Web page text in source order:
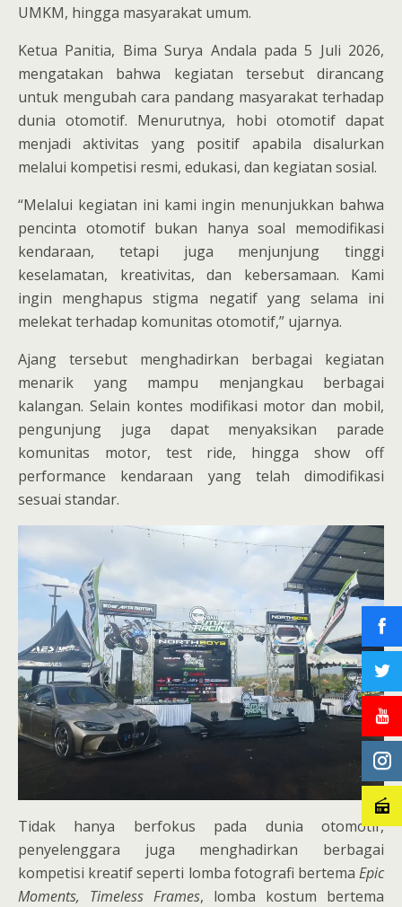
UMKM, hingga masyarakat umum.
Ketua Panitia, Bima Surya Andala pada 5 Juli 2026,
mengatakan bahwa kegiatan tersebut dirancang
untuk mengubah cara pandang masyarakat terhadap
dunia otomotif. Menurutnya, hobi otomotif dapat
menjadi aktivitas yang positif apabila disalurkan
melalui kompetisi resmi, edukasi, dan kegiatan sosial.
“Melalui kegiatan ini kami ingin menunjukkan bahwa
pencinta otomotif bukan hanya soal memodifikasi
kendaraan, tetapi juga menjunjung tinggi
keselamatan, kreativitas, dan kebersamaan. Kami
ingin menghapus stigma negatif yang selama ini
melekat terhadap komunitas otomotif,” ujarnya.
Ajang tersebut menghadirkan berbagai kegiatan
menarik yang mampu menjangkau berbagai
kalangan. Selain kontes modifikasi motor dan mobil,
pengunjung juga dapat menyaksikan parade
komunitas motor, test ride, hingga show off
performance kendaraan yang telah dimodifikasi
sesuai standar.
Tidak hanya berfokus pada dunia otomotif,
penyelenggara juga menghadirkan berbagai
kompetisi kreatif seperti lomba fotografi bertema Epic
Moments, Timeless Frames, lomba kostum bertema